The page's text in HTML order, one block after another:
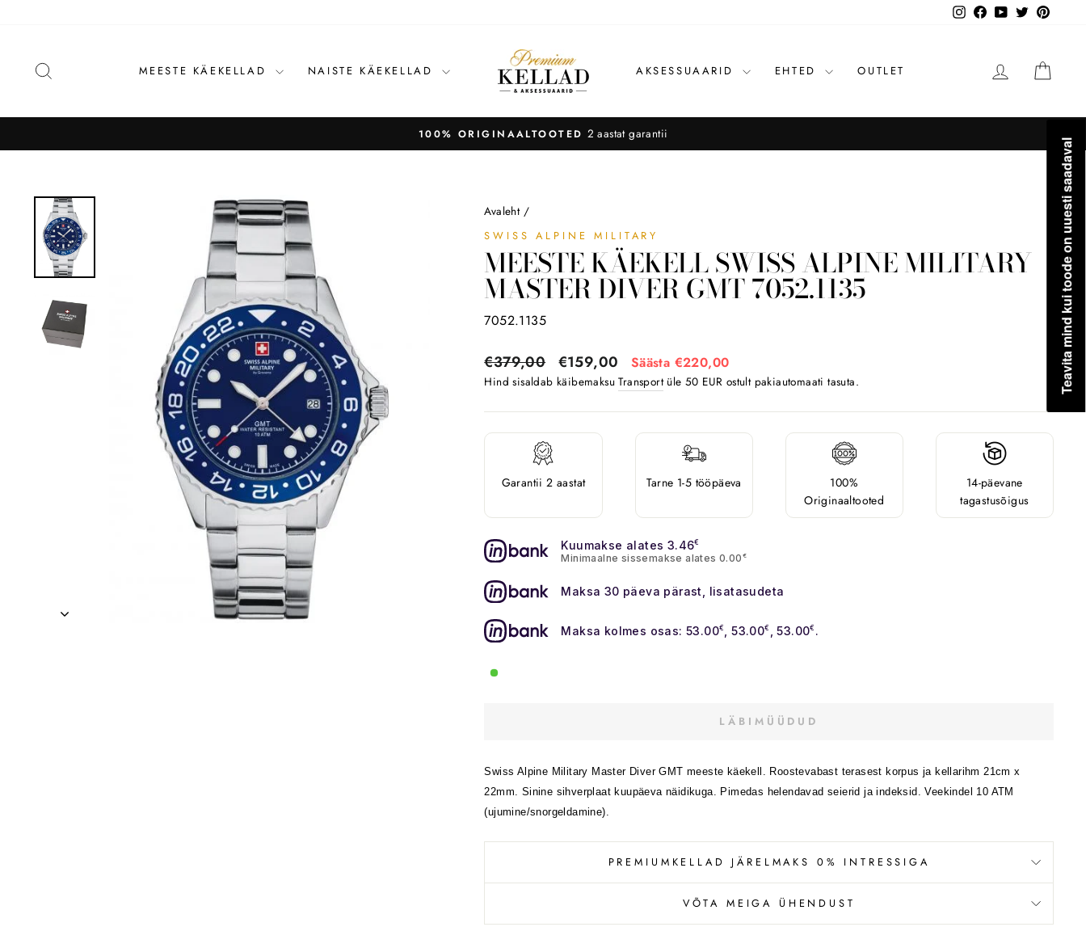
InstagramFacebook
YouTube
Twitter
MEESTE KÄEKELLAD NAISTE KÄEKELLAD AKSESSUAARID EHTED OUTLET LOGI SISSE
100% ORIGINAALTOOTED 2 aastat garantii
Avaleht /
SWISS ALPINE MILITARY
MEESTE KÄEKELL SWISS ALPINE MILITARY
MASTER DIVER GMT 7052.1135
7052.1135
Tavahind
€379,00 Soodushind
€159,00 Säästa €220,00
Hind sisaldab käibemaksuTransportüle 50 EUR ostult pakiautomaati tasuta.
Garantii 2 aastat Tarne 1-5 tööpäeva
100%
Originaaltooted
14-päevane
tagastusõigus
Kuumakse alates 3.46€
Minimaalne sissemakse alates 0.00 €
Maksa 30 päeva pärast, lisatasudeta
Maksa kolmes osas: 53.00€ , 53.00€ , 53.00€ .
LÄBIMÜÜDUD
Swiss Alpine Military Master Diver GMT meeste käekell. Roostevabast terasest korpus ja kellarihm 21cm x
22mm. Sinine sihverplaat kuupäeva näidikuga. Pimedas helendavad seierid ja indeksid. Veekindel 10 ATM
(ujumine/snorgeldamine).
PREMIUMKELLAD JÄRELMAKS 0% INTRESSIGA
VÕTA MEIGA ÜHENDUST
Teavita mind kui toode on uuesti saadaval